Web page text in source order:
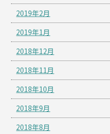
2019年2月
2019年1月
2018年12月
2018年11月
2018年10月
2018年9月
2018年8月